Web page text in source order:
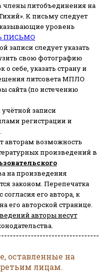
члены литобъединения на
К письму следует
уровень
ПИСЬМО
записи следует указать
свою фотографию
о себе, указать страну и
литсовета МПЛО
сайта (по истечению
записи
регистрации и
авторам возможность
произведений в
на произведения
законом. Перепечатка
его автора, к
его авторской странице.
авторы несут
оставленные на
лицам.